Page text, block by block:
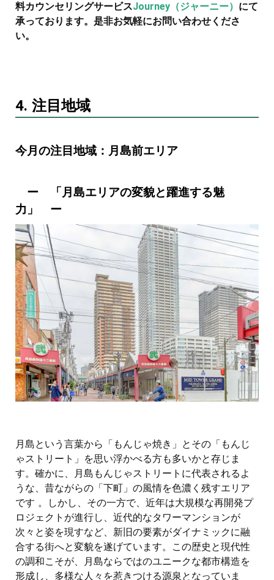
料カウンセリングサービスJourney（ジャーニー） にて
承っております。是非お気軽にお問い合わせくださ
い。
4. 注目地域
今月の注目地域：月島前エリア
ー 「月島エリアの変貌と躍進する魅
力」 ー
月島という言葉から「もんじゃ焼き」とその「もんじ
ゃストリート」を思い浮かべる方も多いかと存じま
す。確かに、月島もんじゃストリートに代表されるよ
うな、昔ながらの「下町」の風情を色濃く残すエリア
です 。しかし、その一方で、近年は大規模な再開発プ
ロジェクトが進行し、近代的なタワーマンションが
次々と姿を現すなど、新旧の要素がダイナミックに融
合する街へと変貌を遂げています。この歴史と現代性
の調和こそが、月島ならではのユニークな都市構造を
形成し、多様な人々を惹きつける源泉となっていま